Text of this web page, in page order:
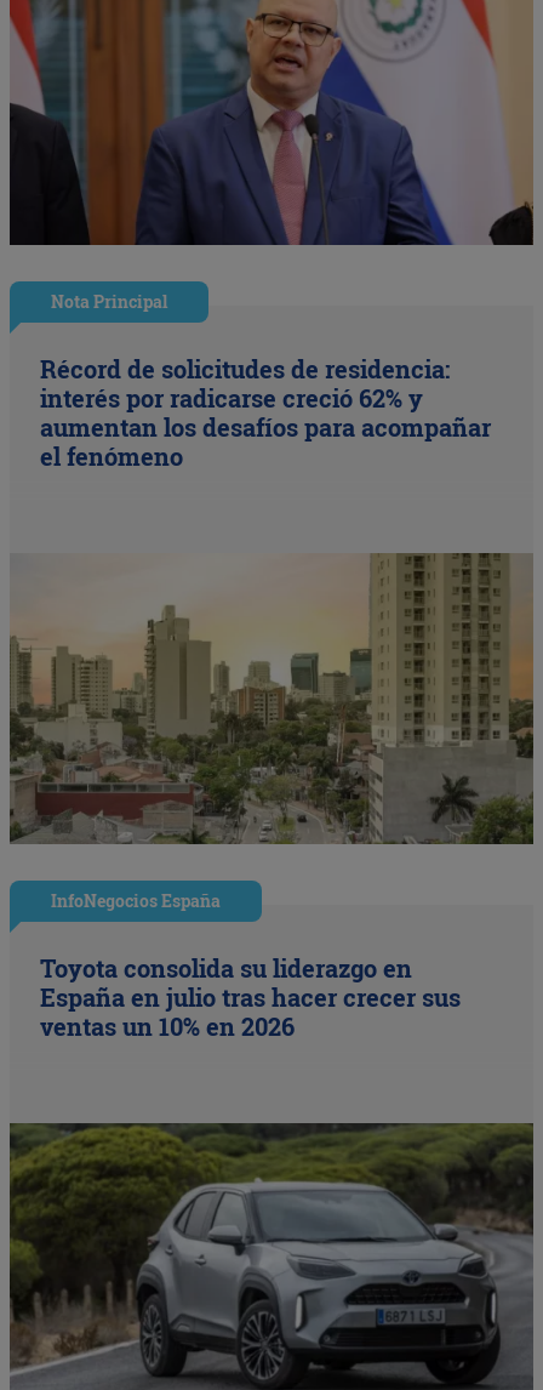
Nota Principal
Récord de solicitudes de residencia:
interés por radicarse creció 62% y
aumentan los desafíos para acompañar
el fenómeno
InfoNegocios España
Toyota consolida su liderazgo en
España en julio tras hacer crecer sus
ventas un 10% en 2026